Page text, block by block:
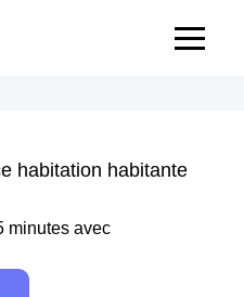
habitation habitante
minutes avec